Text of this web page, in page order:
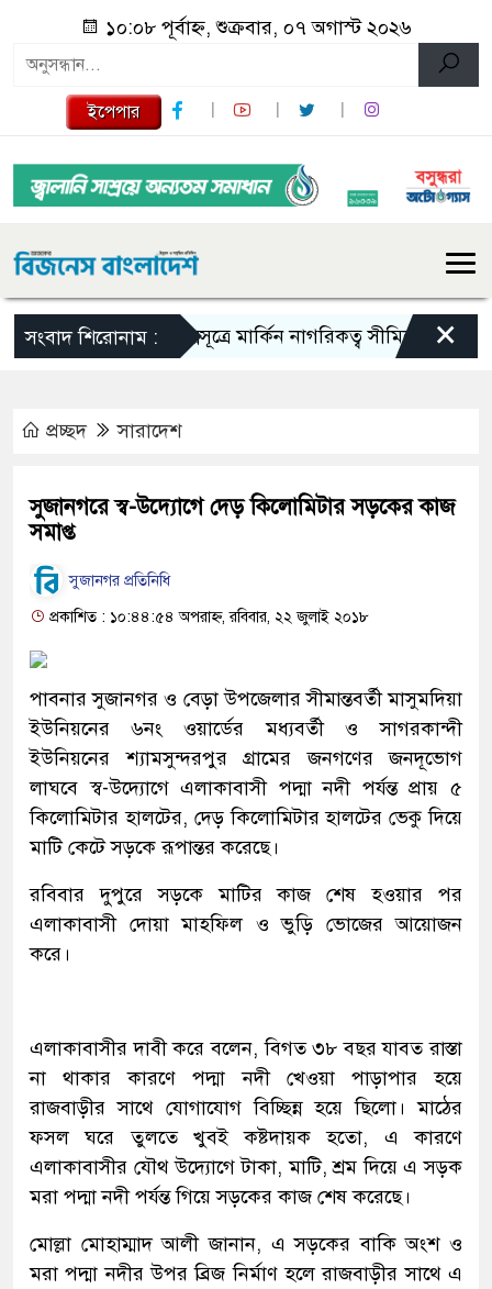
১০:০৮ পূর্বাহ্ন, শুক্রবার, ০৭ অগাস্ট ২০২৬
ইপেপার
সংবাদ শিরোনাম :জন্মসূত্রে মার্কিন নাগরিকত্ব সীমিতের বিলে স্বাক্ষর
×
প্রচ্ছদ সারাদেশ
সুজানগরে স্ব-উদ্যোগে দেড় কিলোমিটার সড়কের কাজ
সমাপ্ত
সুজানগর প্রতিনিধি
প্রকাশিত : ১০:৪৪:৫৪ অপরাহ্ন, রবিবার, ২২ জুলাই ২০১৮
পাবনার সুজানগর ও বেড়া উপজেলার সীমান্তবর্তী মাসুমদিয়া
ইউনিয়নের ৬নং ওয়ার্ডের মধ্যবর্তী ও সাগরকান্দী
ইউনিয়নের শ্যামসুন্দরপুর গ্রামের জনগণের জনদূভোগ
লাঘবে স্ব-উদ্যোগে এলাকাবাসী পদ্মা নদী পর্যন্ত প্রায় ৫
কিলোমিটার হালটের, দেড় কিলোমিটার হালটের ভেকু দিয়ে
মাটি কেটে সড়কে রূপান্তর করেছে।
রবিবার দুপুরে সড়কে মাটির কাজ শেষ হওয়ার পর
এলাকাবাসী দোয়া মাহফিল ও ভুড়ি ভোজের আয়োজন
করে।
এলাকাবাসীর দাবী করে বলেন, বিগত ৩৮ বছর যাবত রাস্তা
না থাকার কারণে পদ্মা নদী খেওয়া পাড়াপার হয়ে
রাজবাড়ীর সাথে যোগাযোগ বিচ্ছিন্ন হয়ে ছিলো। মাঠের
ফসল ঘরে তুলতে খুবই কষ্টদায়ক হতো, এ কারণে
এলাকাবাসীর যৌথ উদ্যোগে টাকা, মাটি, শ্রম দিয়ে এ সড়ক
মরা পদ্মা নদী পর্যন্ত গিয়ে সড়কের কাজ শেষ করেছে।
মোল্লা মোহাম্মাদ আলী জানান, এ সড়কের বাকি অংশ ও
মরা পদ্মা নদীর উপর ব্রিজ নির্মাণ হলে রাজবাড়ীর সাথে এ